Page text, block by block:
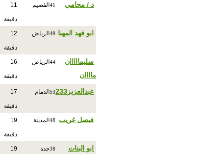
د / محامي 41 القصيم 11
دقيقة
ابو فهد المهنا 49 الرياض 12
دقيقة
سليمااااان
ماااان
44 الرياض 16
دقيقة
عبدالعزيز233 53 الدمام 17
دقيقة
فيصل غريب 48 المدينة 19
دقيقة
ابو البنات 38جدة 19